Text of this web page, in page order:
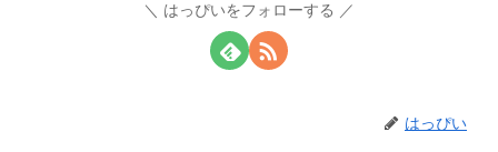
はっぴいをフォローする
はっぴい